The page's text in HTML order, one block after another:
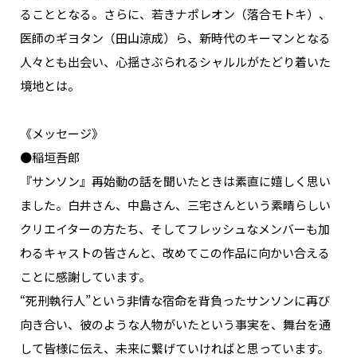
ることとなる。さらに、若きナポレオン（落合モトキ）、
医師のギヨタン（田山涼成）ら、新時代のキーマンとなる
人々とも出会い、心揺さぶられるシャルルがたどり着いた
境地とは。
《メッセージ》
●稲垣吾郎
『サンソン』再始動の話を聞いたときは素直に嬉しく思い
ました。白井さん、中島さん、三宅さんという素晴らしい
クリエイターの方たち、そしてフレッシュなメンバーも加
わるキャストの皆さんと、改めてこの作品に向かい合える
ことに感謝しています。
“死刑執行人”という非情な宿命を背負ったサンソンに再び
向き合い、彼のような人物がいたという事実を、舞台を通
して皆様に伝え、未来に繋げていければと思っています。